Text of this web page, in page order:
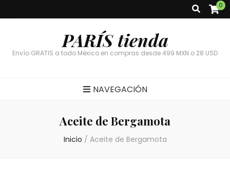
0
PARÍS tienda
Envío GRATIS a todo México en compras desde 499 MXN o 28 USD
NAVEGACIÓN
Aceite de Bergamota
Inicio / Aceite de Bergamota